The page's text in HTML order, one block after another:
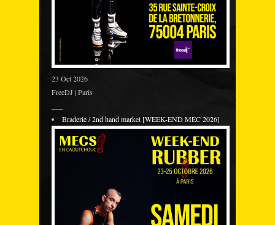
23 Oct 2026
FreeDJ | Paris
Braderie / 2nd hand market [WEEK-END MEC 2026]